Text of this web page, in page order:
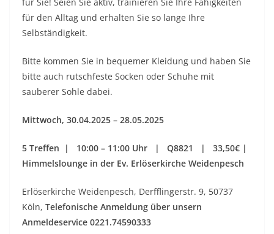
für den Alltag und erhalten Sie so lange Ihre
Selbständigkeit.
Bitte kommen Sie in bequemer Kleidung und haben Sie
bitte auch rutschfeste Socken oder Schuhe mit
sauberer Sohle dabei.
Mittwoch, 30.04.2025 – 28.05.2025
5 Treffen | 10:00 – 11:00 Uhr | Q8821 | 33,50€ |
Himmelslounge in der Ev. Erlöserkirche Weidenpesch
Erlöserkirche Weidenpesch, Derfflingerstr. 9, 50737
Köln, Telefonische Anmeldung über unsern
Anmeldeservice 0221.74590333